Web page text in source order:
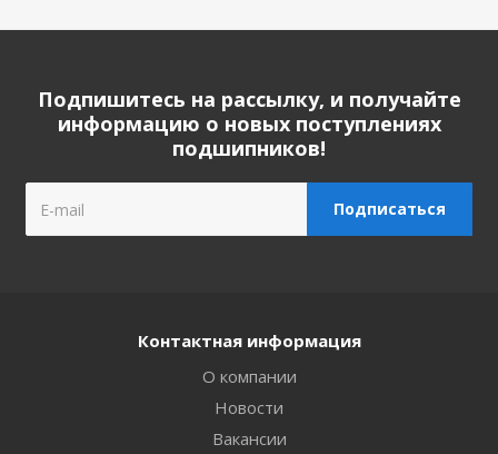
Подпишитесь на рассылку, и получайте
информацию о новых поступлениях
подшипников!
Контактная информация
О компании
Новости
Вакансии